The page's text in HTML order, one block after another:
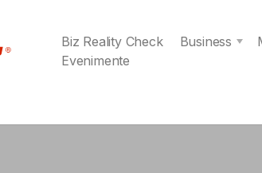
Biz Reality Check Business
Evenimente